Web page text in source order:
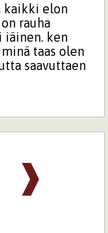
kaikki elon
rauha
iäinen. ken
taas olen
saavuttaen
❱